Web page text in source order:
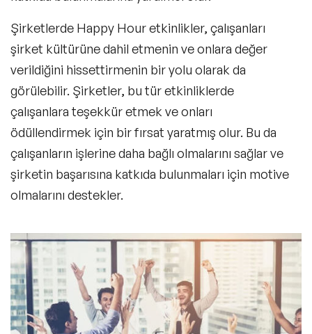
Şirketlerde Happy Hour etkinlikler, çalışanları
şirket kültürüne dahil etmenin ve onlara değer
verildiğini hissettirmenin bir yolu olarak da
görülebilir. Şirketler, bu tür etkinliklerde
çalışanlara teşekkür etmek ve onları
ödüllendirmek için bir fırsat yaratmış olur. Bu da
çalışanların işlerine daha bağlı olmalarını sağlar ve
şirketin başarısına katkıda bulunmaları için motive
olmalarını destekler.